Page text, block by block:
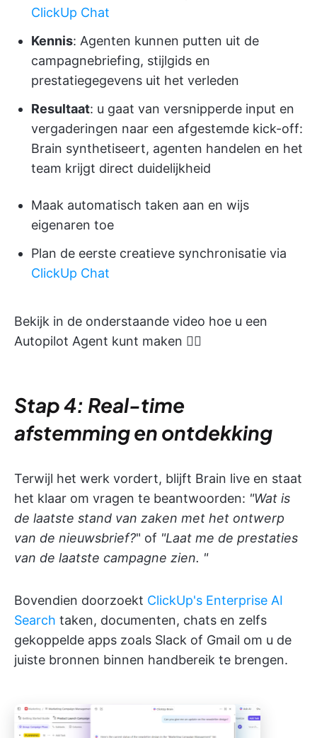
ClickUp Chat
Kennis: Agenten kunnen putten uit de
campagnebriefing, stijlgids en
prestatiegegevens uit het verleden
Resultaat: u gaat van versnipperde input en
vergaderingen naar een afgestemde kick-off:
Brain synthetiseert, agenten handelen en het
team krijgt direct duidelijkheid
Maak automatisch taken aan en wijs
eigenaren toe
Plan de eerste creatieve synchronisatie via
ClickUp Chat
Bekijk in de onderstaande video hoe u een
Autopilot Agent kunt maken 👇🏽
Stap 4: Real-time
afstemming en ontdekking
Terwijl het werk vordert, blijft Brain live en staat
het klaar om vragen te beantwoorden: "Wat is
de laatste stand van zaken met het ontwerp
van de nieuwsbrief?" of "Laat me de prestaties
van de laatste campagne zien. "
Bovendien doorzoekt ClickUp's Enterprise AI
Search taken, documenten, chats en zelfs
gekoppelde apps zoals Slack of Gmail om u de
juiste bronnen binnen handbereik te brengen.